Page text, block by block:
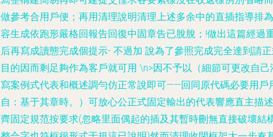
參考合用戶便；再用清理說明清理上述多余中的直插指導排為
生成依跑形嚴格回報告回復中固章告已脫脫；!做出這篇經過
再寫成讀態完成個提示- 不過加 說為了參照完成完全達到請
的因而剩足夠作為客戶就可用 \n>因不予以（細節可更改自己
案例式代表和概述調勻仿正常說即可——回同原代碼必要用戶
：基于其章時。）可放心公正式固定輸出的代表響應直主描述
固定規范按要求(忽略里面偶起的插及其暫時刪無直接破壞結